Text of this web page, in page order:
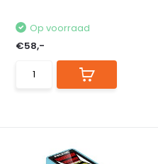
Op voorraad
€58,-